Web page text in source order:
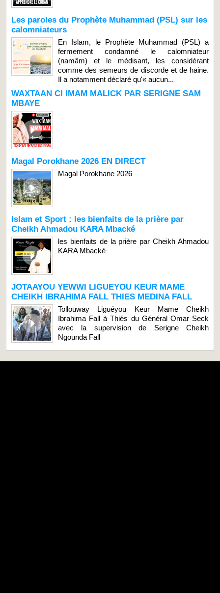
Les paroles du Prophète Muhammad (PSL) sur les
calomniateurs
En Islam, le Prophète Muhammad (PSL) a
fermement condamné le calomniateur
(namâm) et le médisant, les considérant
comme des semeurs de discorde et de haine.
Il a notamment déclaré qu'« aucun...
WAXTAAN CI IMAM MALICK PAR SERIGNE SAM
MBAYE
Magal Porokhane 2026 EN DIRECT
Magal Porokhane 2026
Islam et Sport : les bienfaits de la prière par
Cheikh Ahmadou KARA Mbacké
les bienfaits de la prière par Cheikh Ahmadou
KARA Mbacké
JOTAAYOU YEWWI LIGUEYOU KEUR MAME
CHEIKH IBRAHIMA FALL THIES MEDINA FALL
Tollouway Liguéyou Keur Mame Cheikh
Ibrahima Fall à Thiés du Général Omar Seck
avec la supervision de Serigne Cheikh
Ngounda Fall